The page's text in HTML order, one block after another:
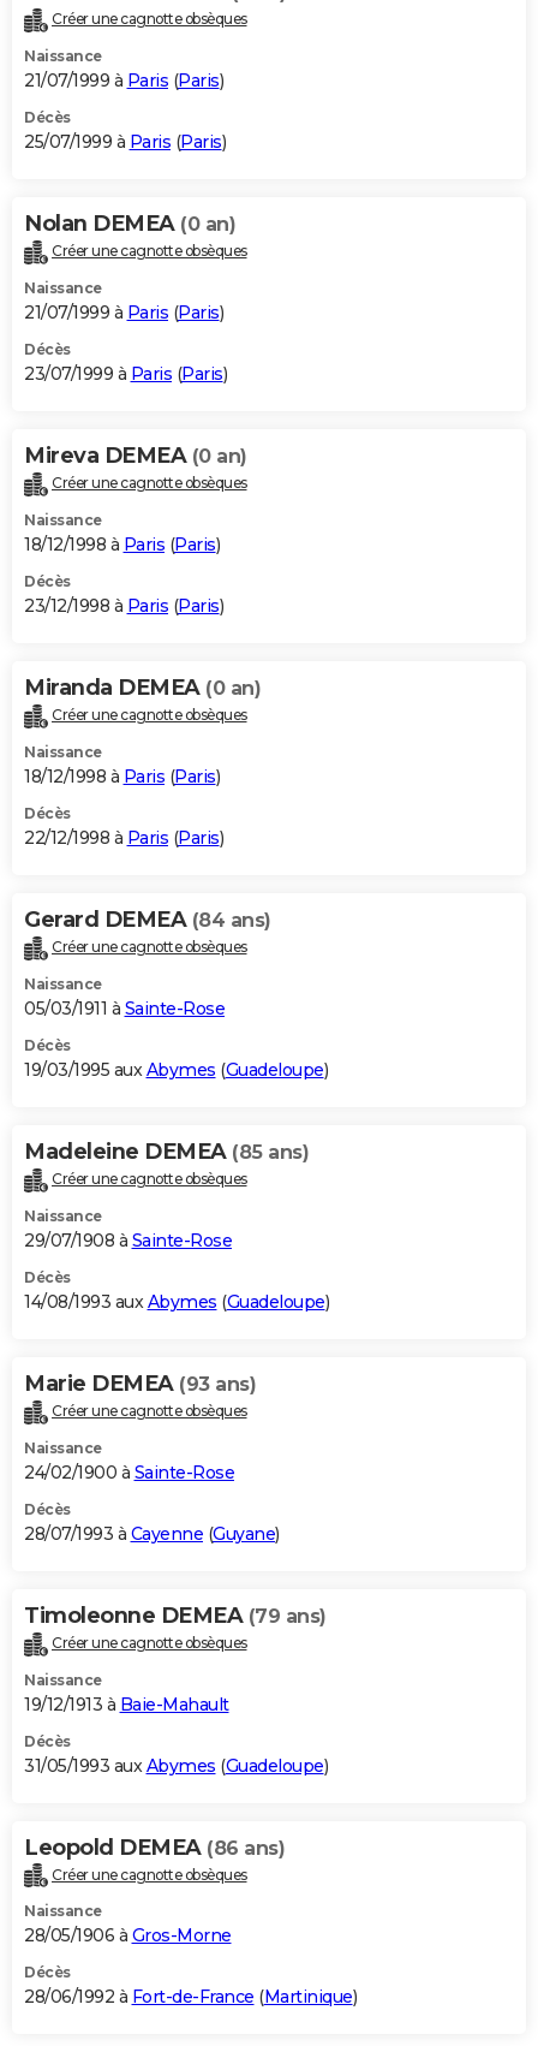
Créer une cagnotte obsèques
Naissance
21/07/1999 à Paris (Paris)
Décès
25/07/1999 à Paris (Paris)
Nolan DEMEA (0 an)
Créer une cagnotte obsèques
Naissance
21/07/1999 à Paris (Paris)
Décès
23/07/1999 à Paris (Paris)
Mireva DEMEA (0 an)
Créer une cagnotte obsèques
Naissance
18/12/1998 à Paris (Paris)
Décès
23/12/1998 à Paris (Paris)
Miranda DEMEA (0 an)
Créer une cagnotte obsèques
Naissance
18/12/1998 à Paris (Paris)
Décès
22/12/1998 à Paris (Paris)
Gerard DEMEA (84 ans)
Créer une cagnotte obsèques
Naissance
05/03/1911 à Sainte-Rose
Décès
19/03/1995 auxAbymes (Guadeloupe)
Madeleine DEMEA (85 ans)
Créer une cagnotte obsèques
Naissance
29/07/1908 à Sainte-Rose
Décès
14/08/1993 auxAbymes (Guadeloupe)
Marie DEMEA (93 ans)
Créer une cagnotte obsèques
Naissance
24/02/1900 à Sainte-Rose
Décès
28/07/1993 à Cayenne (Guyane)
Timoleonne DEMEA (79 ans)
Créer une cagnotte obsèques
Naissance
19/12/1913 à Baie-Mahault
Décès
31/05/1993 aux Abymes (Guadeloupe)
Leopold DEMEA (86 ans)
Créer une cagnotte obsèques
Naissance
28/05/1906 à Gros-Morne
Décès
28/06/1992 à Fort-de-France (Martinique)